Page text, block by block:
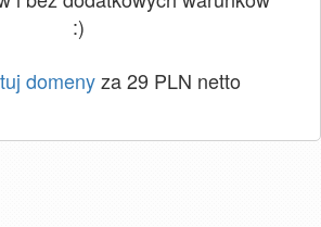
:)
domenyza 29 PLN netto